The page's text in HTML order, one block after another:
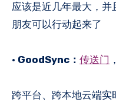
应该是近几年最大，
朋友可以行动起来了
• GoodSync： 传送门
跨平台、跨本地云端实